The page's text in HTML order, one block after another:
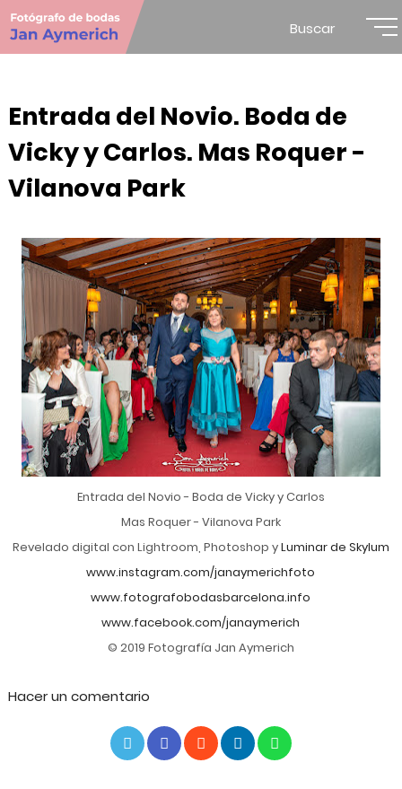
Buscar
Entrada del Novio. Boda de
Vicky y Carlos. Mas Roquer -
Vilanova Park
Entrada del Novio - Boda de Vicky y Carlos
Mas Roquer - Vilanova Park
Revelado digital con Lightroom, Photoshop yLuminar de Skylum
www.instagram.com/janaymerichfoto
www.fotografobodasbarcelona.info
www.facebook.com/janaymerich
© 2019 Fotografía Jan Aymerich
Hacer un comentario